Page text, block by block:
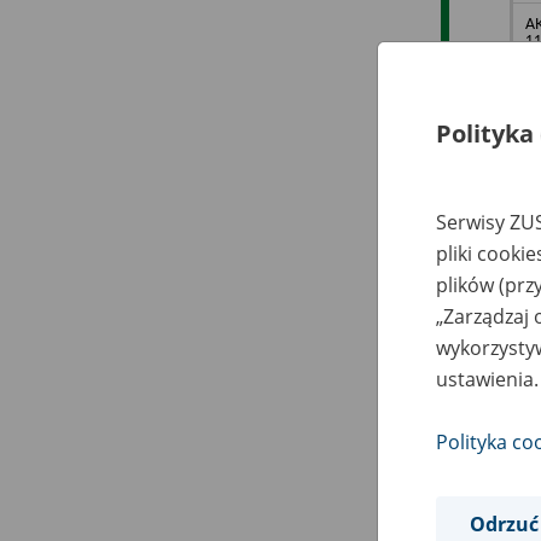
Polityka
Serwisy
pliki
plików
„Zarządzaj
Polityka